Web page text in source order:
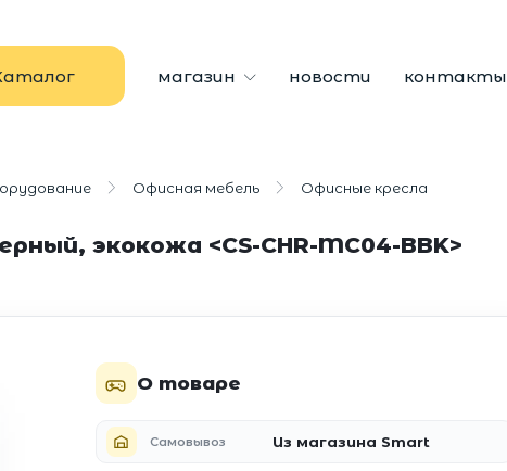
магазин новости контакты
Офисная мебель Офисные кресла
экокожа <CS-CHR-MC04-BBK>
О товаре
Самовывоз Из магазина Smart